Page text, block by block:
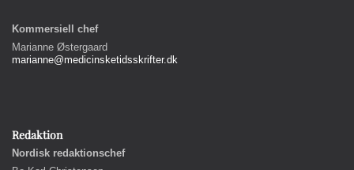
Kommersiell chef
Marianne Østergaard
marianne@medicinsketidsskrifter.dk
Redaktion
Nordisk redaktionschef